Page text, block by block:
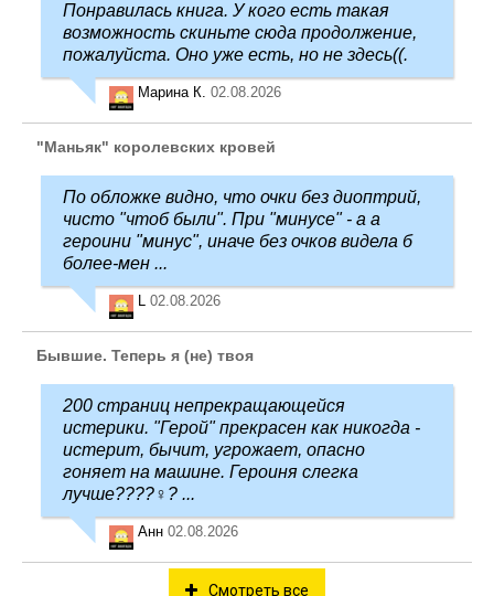
Понравилась книга. У кого есть такая
возможность скиньте сюда продолжение,
пожалуйста. Оно уже есть, но не здесь((.
Марина К. 02.08.2026
"Маньяк" королевских кровей
По обложке видно, что очки без диоптрий,
чисто "чтоб были". При "минусе" - а а
героини "минус", иначе без очков видела б
более-мен ...
L 02.08.2026
Бывшие. Теперь я (не) твоя
200 страниц непрекращающейся
истерики. "Герой" прекрасен как никогда -
истерит, бычит, угрожает, опасно
гоняет на машине. Героиня слегка
лучше????‍♀️? ...
Анн 02.08.2026
Смотреть все